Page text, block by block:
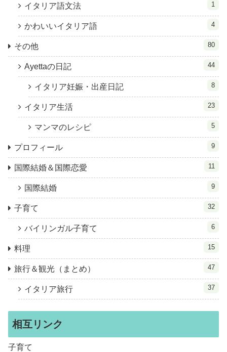
イタリア語文法 1
かわいいイタリア語 4
その他 80
Ayettaの日記 44
イタリア妊娠・出産日記 8
イタリア生活 23
マンマのレシピ 5
プロフィール 9
国際結婚＆国際恋愛 11
国際結婚 9
子育て 32
バイリンガル子育て 6
料理 15
旅行＆観光（まとめ） 47
イタリア旅行 37
相互リンク
子育て